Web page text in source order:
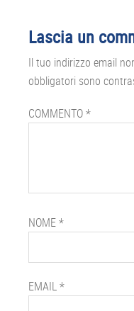
Interazioni
del
lettore
Lascia un
Il tuo indirizzo email
obbligatori sono
COMMENTO*
NOME*
EMAIL*